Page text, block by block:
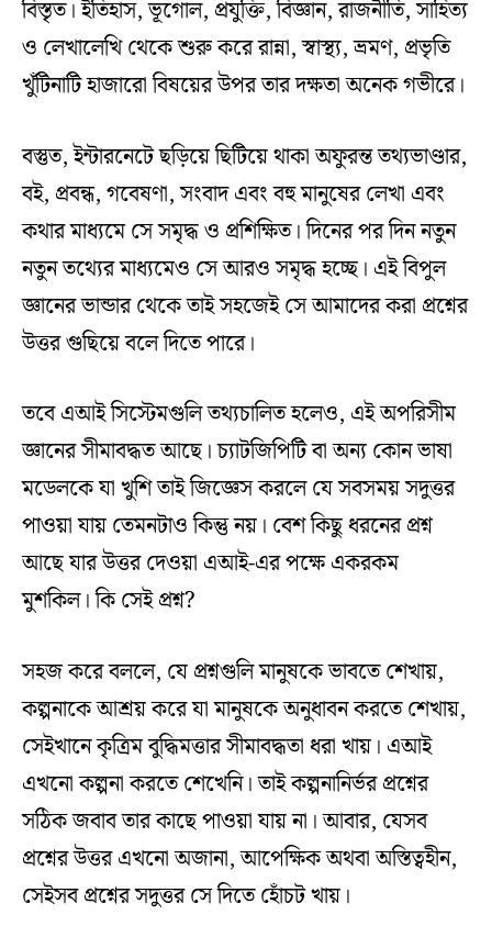
বিস্তৃত। ইতিহাস, ভূগোল, প্রযুক্তি, বিজ্ঞান, রাজনীতি, সাহিত্য
ও লেখালেখি থেকে শুরু করে রান্না, স্বাস্থ্য, ভ্রমণ, প্রভৃতি
খুঁটিনাটি হাজারো বিষয়ের উপর তার দক্ষতা অনেক গভীরে।
বস্তুত, ইন্টারনেটে ছড়িয়ে ছিটিয়ে থাকা অফুরন্ত তথ্যভাণ্ডার,
বই, প্রবন্ধ, গবেষণা, সংবাদ এবং বহু মানুষের লেখা এবং
কথার মাধ্যমে সে সমৃদ্ধ ও প্রশিক্ষিত। দিনের পর দিন নতুন
নতুন তথ্যের মাধ্যমেও সে আরও সমৃদ্ধ হচ্ছে। এই বিপুল
জ্ঞানের ভান্ডার থেকে তাই সহজেই সে আমাদের করা প্রশ্নের
উত্তর গুছিয়ে বলে দিতে পারে।
তবে এআই সিস্টেমগুলি তথ্যচালিত হলেও, এই অপরিসীম
জ্ঞানের সীমাবদ্ধত আছে। চ্যাটজিপিটি বা অন্য কোন ভাষা
মডেলকে যা খুশি তাই জিজ্ঞেস করলে যে সবসময় সদুত্তর
পাওয়া যায় তেমনটাও কিন্তু নয়। বেশ কিছু ধরনের প্রশ্ন
আছে যার উত্তর দেওয়া এআই-এর পক্ষে একরকম
মুশকিল। কি সেই প্রশ্ন?
সহজ করে বললে, যে প্রশ্নগুলি মানুষকে ভাবতে শেখায়,
কল্পনাকে আশ্রয় করে যা মানুষকে অনুধাবন করতে শেখায়,
সেইখানে কৃত্রিম বুদ্ধিমত্তার সীমাবদ্ধতা ধরা খায়। এআই
এখনো কল্পনা করতে শেখেনি। তাই কল্পনানির্ভর প্রশ্নের
সঠিক জবাব তার কাছে পাওয়া যায় না। আবার, যেসব
প্রশ্নের উত্তর এখনো অজানা, আপেক্ষিক অথবা অস্তিত্বহীন,
সেইসব প্রশ্নের সদুত্তর সে দিতে হোঁচট খায়।